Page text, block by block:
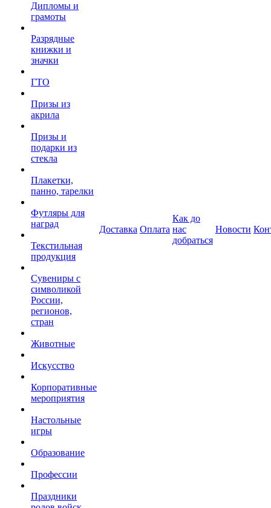
Дипломы и
грамоты
Разрядные
книжки и
значки
ГТО
Призы из
акрила
Призы и
подарки из
стекла
Плакетки,
панно, тарелки
Футляры для
наград
Текстильная
продукция
Сувениры с
символикой
России,
регионов,
стран
Животные
Искусство
Корпоративные
мероприятия
Настольные
игры
Образование
Профессии
Праздники
Доставка Оплата
Как до
нас
добраться
Новости